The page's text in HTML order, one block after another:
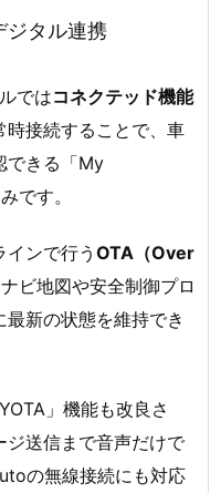
ジタル連携
ではコネクテッド機能
時接続することで、車
できる「My
です。
ンで行う OTA（Over
ビ地図や安全制御プロ
新の状態を維持でき
」機能も改良さ
ジ送信まで音声だけで
の無線接続にも対応